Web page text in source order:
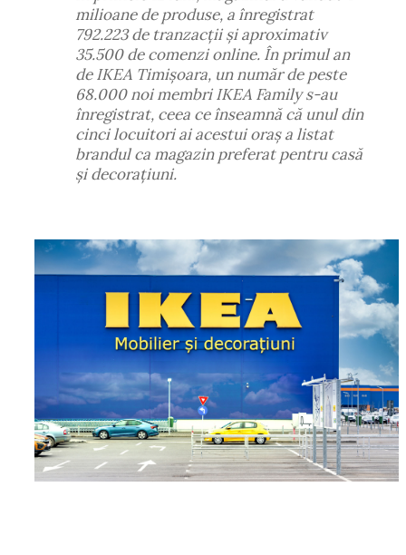
milioane de produse, a înregistrat
792.223 de tranzacții și aproximativ
35.500 de comenzi online. În primul an
de IKEA Timișoara, un număr de peste
68.000 noi membri IKEA Family s-au
înregistrat, ceea ce înseamnă că unul din
cinci locuitori ai acestui oraș a listat
brandul ca magazin preferat pentru casă
și decorațiuni.